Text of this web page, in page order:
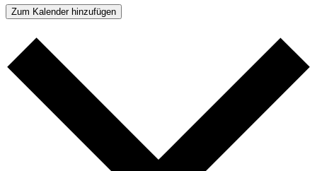
Zum Kalender hinzufügen